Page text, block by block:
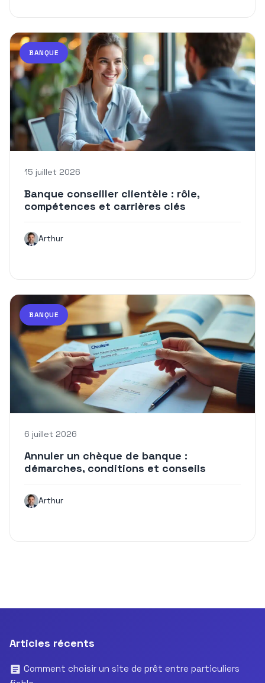
BANQUE
15 juillet 2026
Banque conseiller clientèle : rôle,
compétences et carrières clés
Arthur
BANQUE
6 juillet 2026
Annuler un chèque de banque :
démarches, conditions et conseils
Arthur
Articles récents
Comment choisir un site de prêt entre particuliers